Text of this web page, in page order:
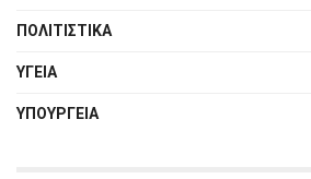
ΠΟΛΙΤΙΣΤΙΚΑ
ΥΓΕΙΑ
ΥΠΟΥΡΓΕΙΑ